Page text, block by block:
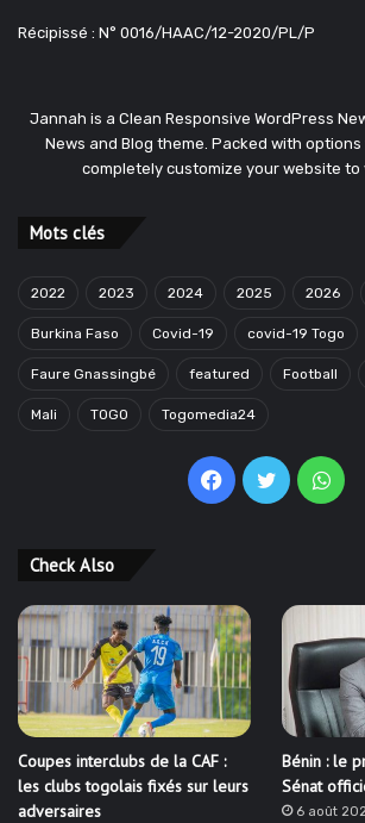
Récipissé : N° 0016/HAAC/12-2020/PL/P
Jannah is a Clean Responsive WordPress
News and Blog theme. Packed with
completely customize your website to
Mots clés
2022 2023 2024 2025 2026
Burkina Faso Covid-19 covid-19 Togo
Faure Gnassingbé featured Football
Mali TOGO Togomedia24
Facebook
Twitter
Check Also
Coupes interclubs de la CAF :
les clubs togolais fixés sur leurs
adversaires
Bénin : le
Sénat
6 août